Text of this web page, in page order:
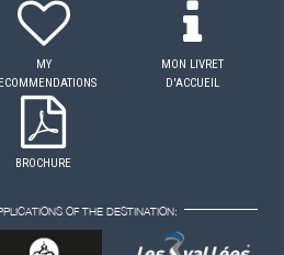
MY
MON LIVRET
D'ACCUEIL
BROCHURE
OF THE DESTINATION: